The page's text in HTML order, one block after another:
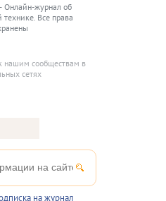
журнал об
Все права
нашим сообществам в
сетях
на журнал